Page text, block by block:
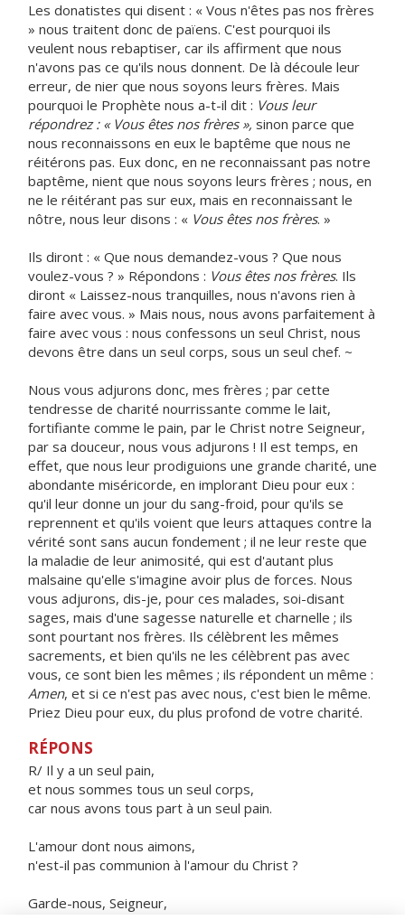
Les donatistes qui disent : « Vous n'êtes pas nos frères
» nous traitent donc de païens. C'est pourquoi ils
veulent nous rebaptiser, car ils affirment que nous
n'avons pas ce qu'ils nous donnent. De là découle leur
erreur, de nier que nous soyons leurs frères. Mais
pourquoi le Prophète nous a-t-il dit : Vous leur
répondrez : « Vous êtes nos frères », sinon parce que
nous reconnaissons en eux le baptême que nous ne
réitérons pas. Eux donc, en ne reconnaissant pas notre
baptême, nient que nous soyons leurs frères ; nous, en
ne le réitérant pas sur eux, mais en reconnaissant le
nôtre, nous leur disons : « Vous êtes nos frères. »
Ils diront : « Que nous demandez-vous ? Que nous
voulez-vous ? » Répondons : Vous êtes nos frères. Ils
diront « Laissez-nous tranquilles, nous n'avons rien à
faire avec vous. » Mais nous, nous avons parfaitement à
faire avec vous : nous confessons un seul Christ, nous
devons être dans un seul corps, sous un seul chef. ~
Nous vous adjurons donc, mes frères ; par cette
tendresse de charité nourrissante comme le lait,
fortifiante comme le pain, par le Christ notre Seigneur,
par sa douceur, nous vous adjurons ! Il est temps, en
effet, que nous leur prodiguions une grande charité, une
abondante miséricorde, en implorant Dieu pour eux :
qu'il leur donne un jour du sang-froid, pour qu'ils se
reprennent et qu'ils voient que leurs attaques contre la
vérité sont sans aucun fondement ; il ne leur reste que
la maladie de leur animosité, qui est d'autant plus
malsaine qu'elle s'imagine avoir plus de forces. Nous
vous adjurons, dis-je, pour ces malades, soi-disant
sages, mais d'une sagesse naturelle et charnelle ; ils
sont pourtant nos frères. Ils célèbrent les mêmes
sacrements, et bien qu'ils ne les célèbrent pas avec
vous, ce sont bien les mêmes ; ils répondent un même :
Amen, et si ce n'est pas avec nous, c'est bien le même.
Priez Dieu pour eux, du plus profond de votre charité.
RÉPONS
R/ Il y a un seul pain,
et nous sommes tous un seul corps,
car nous avons tous part à un seul pain.
L'amour dont nous aimons,
n'est-il pas communion à l'amour du Christ ?
Garde-nous, Seigneur,